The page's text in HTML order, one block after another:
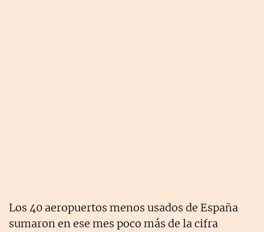
Los 40 aeropuertos menos usados de España
sumaron en ese mes poco más de la cifra